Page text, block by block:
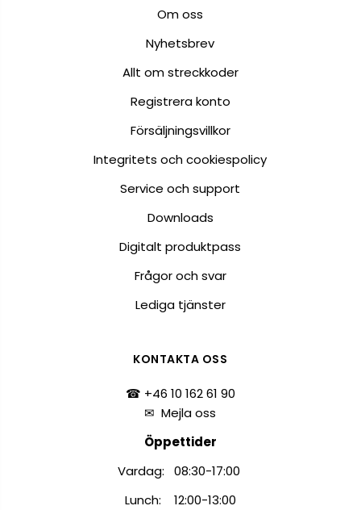
Om oss
Nyhetsbrev
Allt om streckkoder
Registrera konto
Försäljningsvillkor
Integritets och cookiespolicy
Service och support
Downloads
Digitalt produktpass
Frågor och svar
Lediga tjänster
KONTAKTA OSS
☎ +46 10 162 61 90
✉Mejla oss
Öppettider
Vardag: 08:30-17:00
Lunch: 12:00-13:00